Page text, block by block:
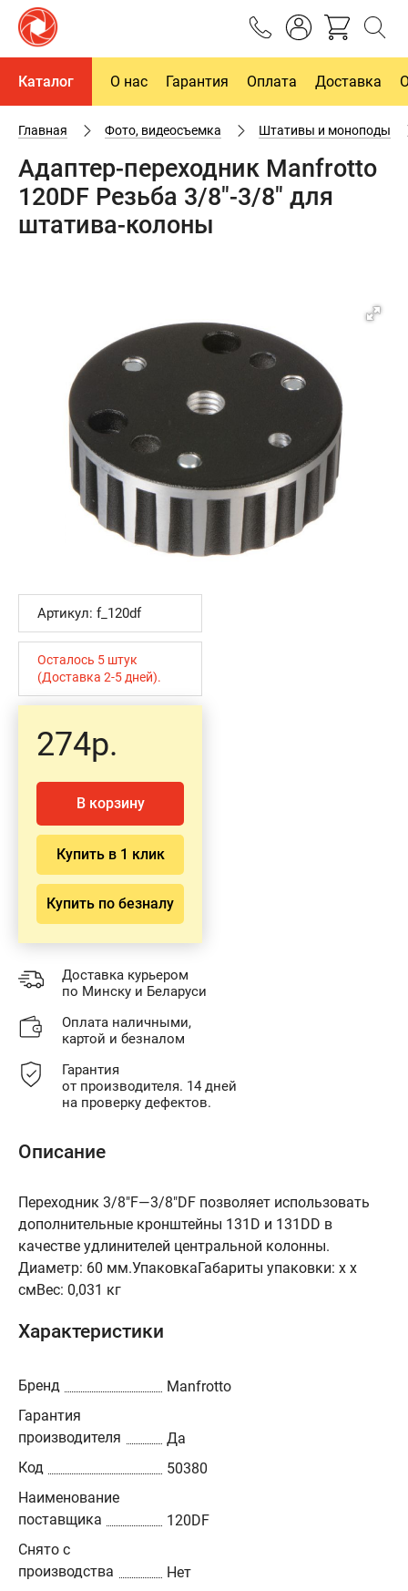
Каталог О нас Гарантия Оплата Доставка
Главная Фото, видеосъемка Штативы и моноподы
Адаптер-переходник Manfrotto
120DF Резьба 3/8"-3/8" для
штатива-колоны
Артикул: f_120df
Осталось 5 штук
(Доставка 2-5 дней).
274р.
В корзину
Купить в 1 клик
Купить по безналу
Доставка курьером
по Минску и Беларуси
Оплата наличными,
картой и безналом
Гарантия
от производителя. 14 дней
на проверку дефектов.
Описание
Переходник 3/8"F—3/8"DF позволяет использовать
дополнительные кронштейны 131D и 131DD в
качестве удлинителей центральной колонны.
Диаметр: 60 мм.УпаковкаГабариты упаковки: х х
смВес: 0,031 кг
Характеристики
Бренд
Manfrotto
Гарантия
производителя
Да
Код
50380
Наименование
поставщика
120DF
Снято с
производства
Нет